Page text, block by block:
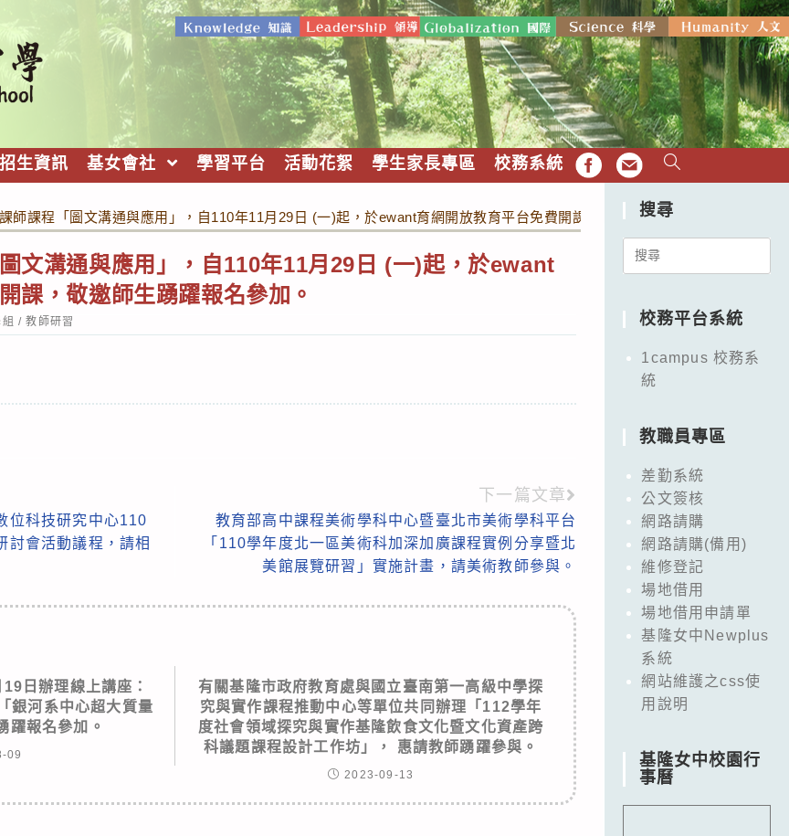
招生資訊 基女會社 學習平台 活動花絮 學生家長專區 校務系統 FB EMAIL
師課程「圖文溝通與應用」，自110年11月29日 (一)起，於ewant育網開放教育平台免費開課，敬邀師生踴躍報名參加。
文溝通與應用」，自110年11月29日 (一)起，於ewant
課，敬邀師生踴躍報名參加。
/ 教師研習
位科技研究中心110
討會活動議程，請相
下一篇文章
教育部高中課程美術學科中心暨臺北市美術學科平台
「110學年度北一區美術科加深加廣課程實例分享暨北
美館展覽研習」實施計畫，請美術教師參與。
日辦理線上講座：
銀河系中心超大質量
躍報名參加。
09
有關基隆市政府教育處與國立臺南第一高級中學探
究與實作課程推動中心等單位共同辦理「112學年
度社會領域探究與實作基隆飲食文化暨文化資產跨
科議題課程設計工作坊」， 惠請教師踴躍參與。
2023-09-13
搜尋
Search
校務平台系統
1campus 校務系
統
教職員專區
差勤系統
公文簽核
網路請購
網路請購(備用)
維修登記
場地借用
場地借用申請單
基隆女中Newplus
系統
網站維護之css使
用說明
基隆女中校園行
事曆